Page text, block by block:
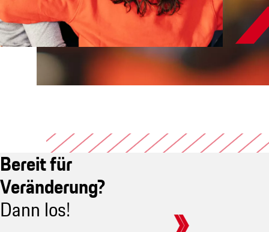
Bereit für
Veränderung?
Dann los!